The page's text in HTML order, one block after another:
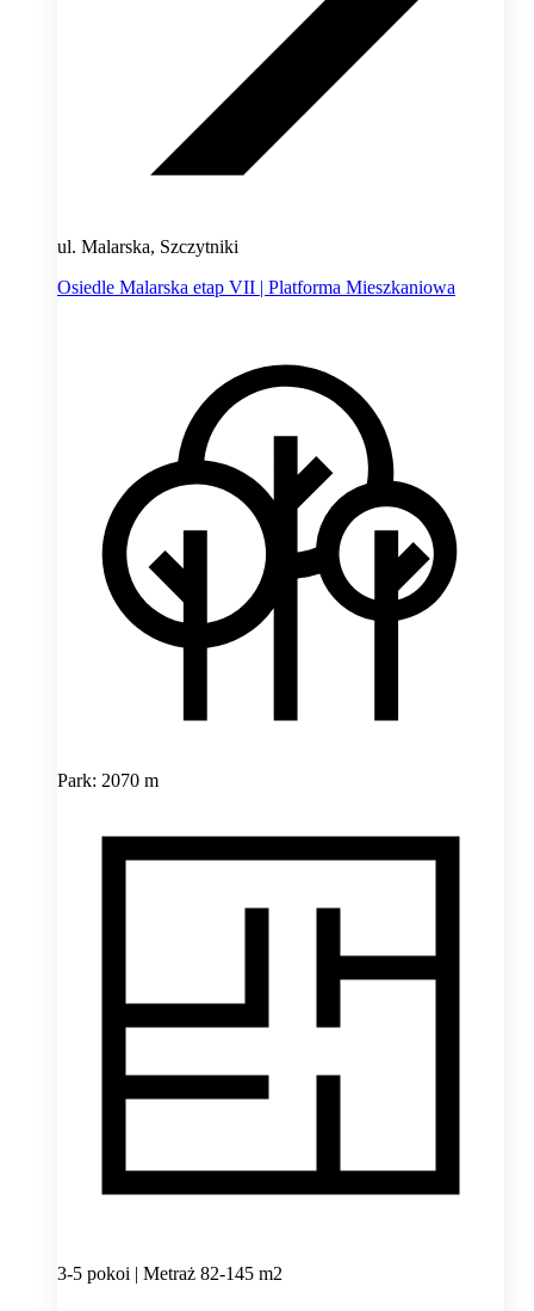
ul. Malarska, Szczytniki
Osiedle Malarska etap VII | Platforma Mieszkaniowa
Park: 2070 m
3-5 pokoi | Metraż 82-145 m2